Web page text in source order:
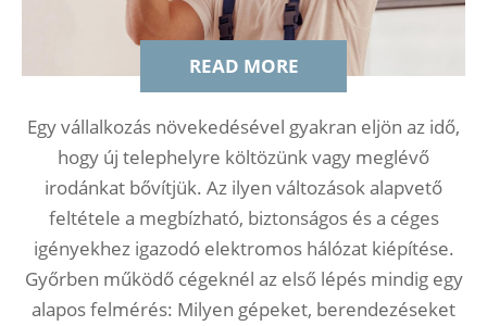
READ MORE
Egy vállalkozás növekedésével gyakran eljön az idő,
hogy új telephelyre költözünk vagy meglévő
irodánkat bővítjük. Az ilyen változások alapvető
feltétele a megbízható, biztonságos és a céges
igényekhez igazodó elektromos hálózat kiépítése.
Győrben működő cégeknél az első lépés mindig egy
alapos felmérés: Milyen gépeket, berendezéseket